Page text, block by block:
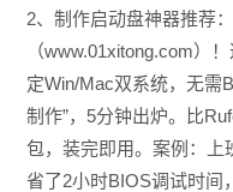
2、制作启动盘神器推荐
（www.01xitong.com）
定Win/Mac双系统，无需
制作”，5分钟出炉。比
包，装完即用。案例：上
省了2小时BIOS调试时间